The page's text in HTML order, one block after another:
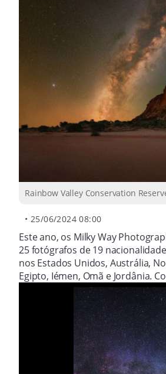
Rainbow Valley Conservation
• 25/06/2024 08:00
Este ano, os Milky Way
25 fotógrafos de 19
nos Estados Unidos, Austrália,
Egipto, Iémen, Omã e Jordânia.